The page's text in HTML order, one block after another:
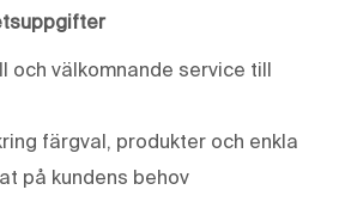
och välkomnande service till
färgval, produkter och enkla
på kundens behov